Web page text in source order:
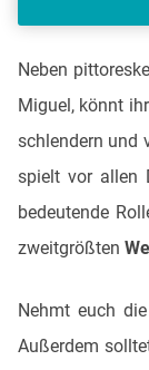
Neben
Miguel, könnt
schlendern und
spielt vor allen
bedeutende
zweitgrößten
Nehmt euch
Außerdem